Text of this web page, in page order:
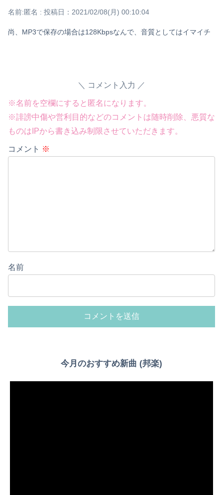
Powered by livedoor 相互RSS
名前:匿名 : 投稿日：2021/02/08(月) 00:10:04
尚、MP3で保存の場合は128Kbpsなんで、音質としてはイマイチ
コメント入力
※名前を空欄にすると匿名になります。
※誹謗中傷や営利目的などのコメントは随時削除、悪質な
ものはIPから書き込み制限させていただきます。
コメント ※
名前
今月のおすすめ新曲 (邦楽)